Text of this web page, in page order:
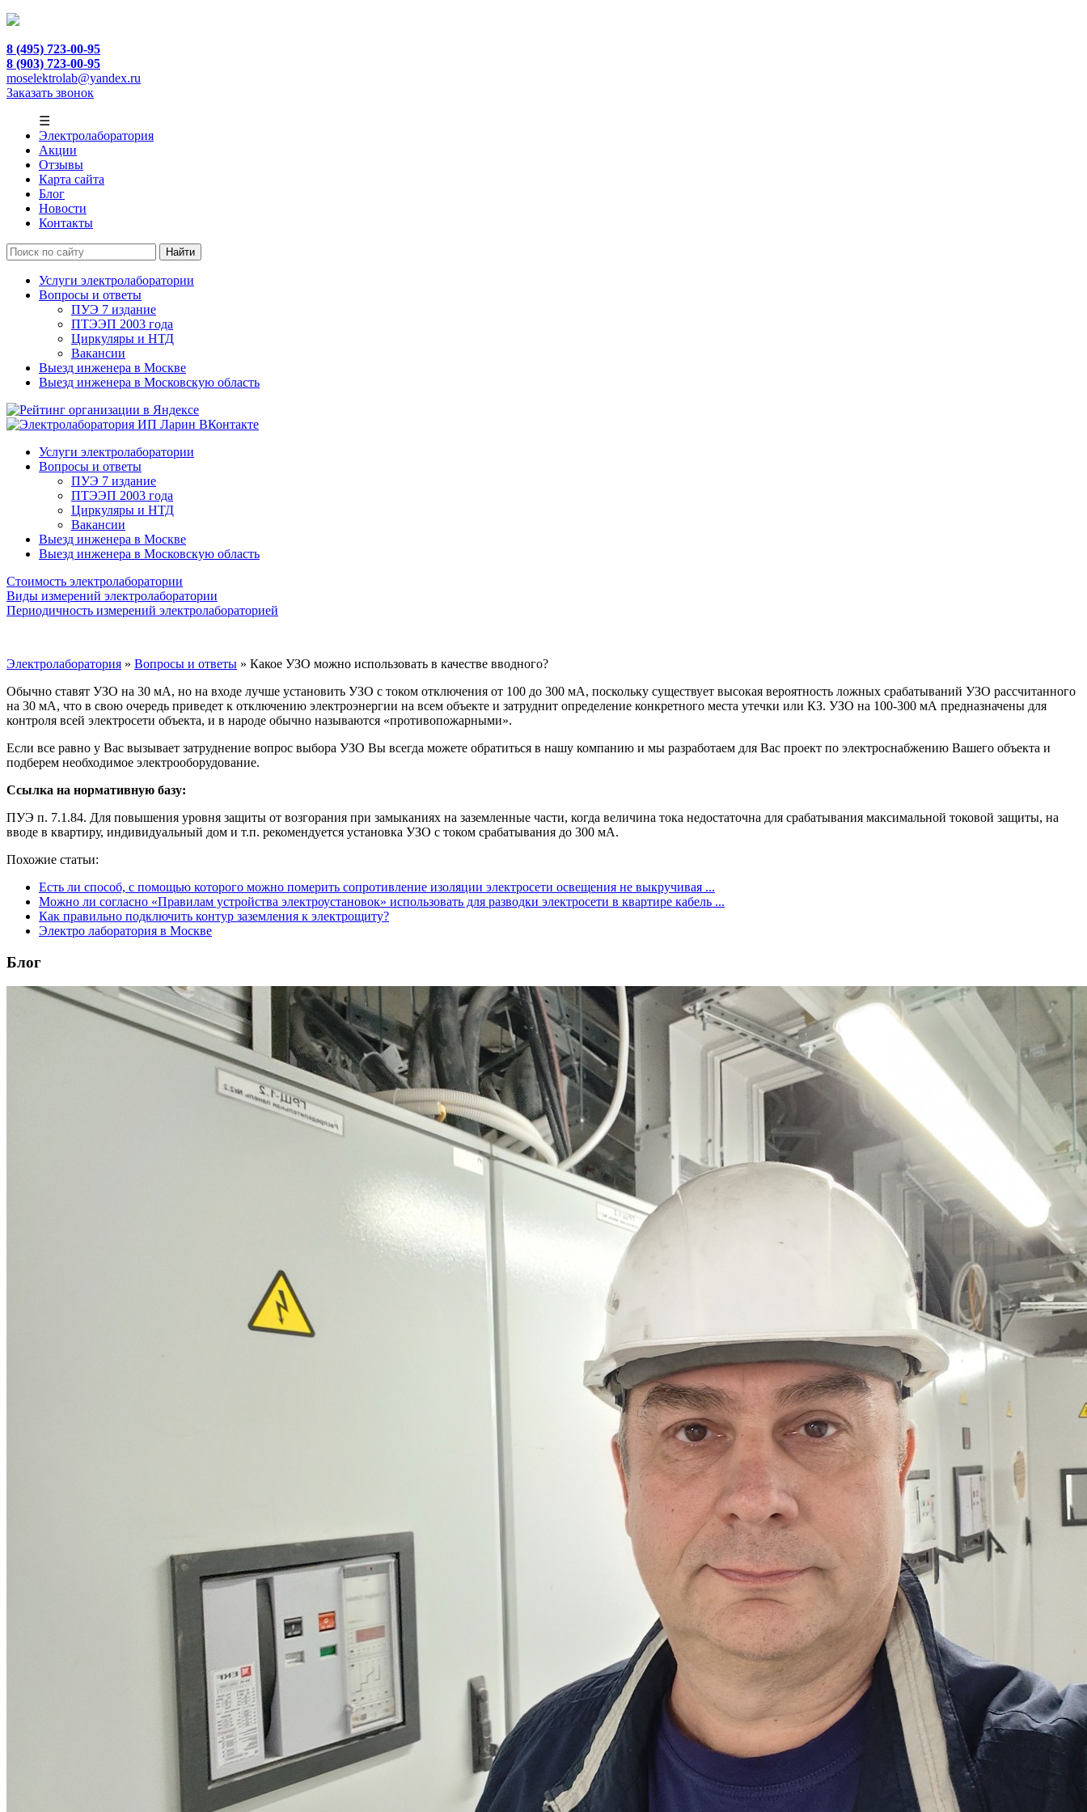
8 (495) 723-00-95
8 (903) 723-00-95
moselektrolab@yandex.ru
Заказать звонок
☰
Электролаборатория
Акции
Отзывы
Карта сайта
Блог
Новости
Контакты
Услуги электролаборатории
Вопросы и ответы
ПУЭ 7 издание
ПТЭЭП 2003 года
Циркуляры и НТД
Вакансии
Выезд инженера в Москве
Выезд инженера в Московскую область
Услуги электролаборатории
Вопросы и ответы
ПУЭ 7 издание
ПТЭЭП 2003 года
Циркуляры и НТД
Вакансии
Выезд инженера в Москве
Выезд инженера в Московскую область
Стоимость электролаборатории
Виды измерений электролаборатории
Периодичность измерений электролабораторией
Электролаборатория » Вопросы и ответы » Какое УЗО можно использовать в качестве вводного?
Обычно ставят УЗО на 30 мА, но на входе лучше установить УЗО с током отключения от 100 до 300 мА, поскольку существует высокая вероятность ложных срабатываний УЗО рассчитанного
на 30 мА, что в свою очередь приведет к отключению электроэнергии на всем объекте и затруднит определение конкретного места утечки или КЗ. УЗО на 100-300 мА предназначены для
контроля всей электросети объекта, и в народе обычно называются «противопожарными».
Если все равно у Вас вызывает затруднение вопрос выбора УЗО Вы всегда можете обратиться в нашу компанию и мы разработаем для Вас проект по электроснабжению Вашего объекта и
подберем необходимое электрооборудование.
Ссылка на нормативную базу:
ПУЭ п. 7.1.84. Для повышения уровня защиты от возгорания при замыканиях на заземленные части, когда величина тока недостаточна для срабатывания максимальной токовой защиты, на
вводе в квартиру, индивидуальный дом и т.п. рекомендуется установка УЗО с током срабатывания до 300 мА.
Похожие статьи:
Есть ли способ, с помощью которого можно померить сопротивление изоляции электросети освещения не выкручивая ...
Можно ли согласно «Правилам устройства электроустановок» использовать для разводки электросети в квартире кабель ...
Как правильно подключить контур заземления к электрощиту?
Электро лаборатория в Москве
Блог